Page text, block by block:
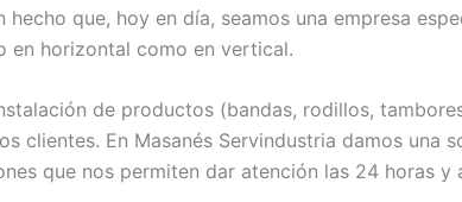
que, hoy en día, seamos una empresa
en horizontal como en vertical.
de productos (bandas, rodillos,
clientes. En Masanés Servindustria damos una
que nos permiten dar atención las 24 horas